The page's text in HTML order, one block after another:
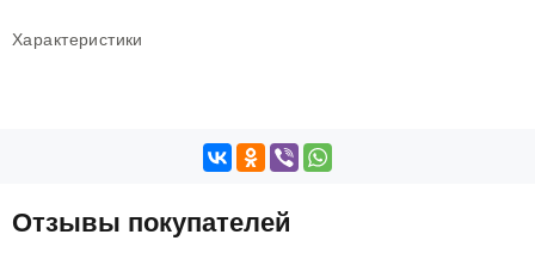
Характеристики
Отзывы покупателей